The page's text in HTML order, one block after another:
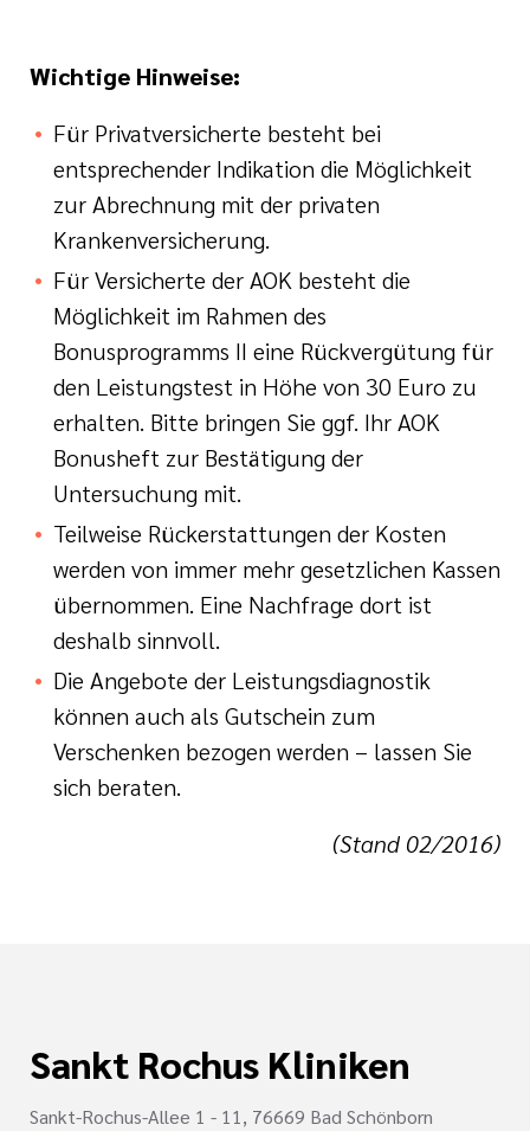
Wichtige Hinweise:
Für Privatversicherte besteht bei
entsprechender Indikation die Möglichkeit
zur Abrechnung mit der privaten
Krankenversicherung.
Für Versicherte der AOK besteht die
Möglichkeit im Rahmen des
Bonusprogramms II eine Rückvergütung für
den Leistungstest in Höhe von 30 Euro zu
erhalten. Bitte bringen Sie ggf. Ihr AOK
Bonusheft zur Bestätigung der
Untersuchung mit.
Teilweise Rückerstattungen der Kosten
werden von immer mehr gesetzlichen Kassen
übernommen. Eine Nachfrage dort ist
deshalb sinnvoll.
Die Angebote der Leistungsdiagnostik
können auch als Gutschein zum
Verschenken bezogen werden – lassen Sie
sich beraten.
(Stand 02/2016)
Sankt Rochus Kliniken
Sankt-Rochus-Allee 1 - 11, 76669 Bad Schönborn